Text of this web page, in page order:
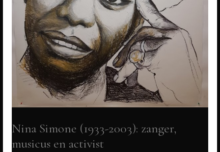
Rosa
Gerritsen,
draw
festival
magazine,
2023
Nina Simone (1933-2003): zanger,
musicus en activist